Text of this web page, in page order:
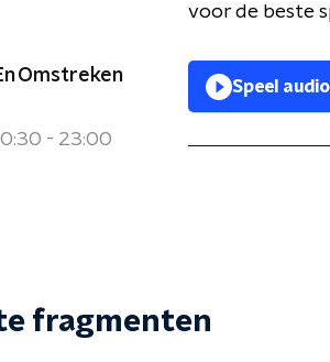
Omstreken
- 23:00
voor de beste
Speel
fragmenten